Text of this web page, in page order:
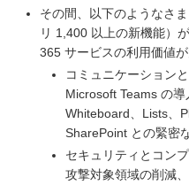
その間、以下のようなさ
リ 1,400 以上の新機能）
365 サービスの利用価値
コミュニケーション
Microsoft Teams の導
Whiteboard、Lists、
SharePoint との緊密
セキュリティとコン
攻撃対象領域の削減